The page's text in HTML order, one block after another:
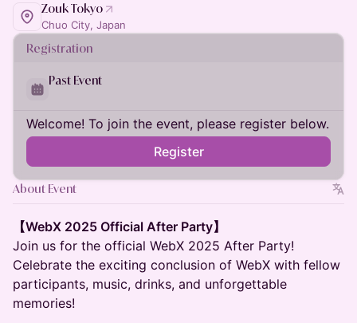
Zouk Tokyo
Chuo City, Japan
Registration
Past Event
Welcome! To join the event, please register below.
Register
About Event
【WebX 2025 Official After Party】
Join us for the official WebX 2025 After Party!
Celebrate the exciting conclusion of WebX with fellow
participants, music, drinks, and unforgettable
memories!